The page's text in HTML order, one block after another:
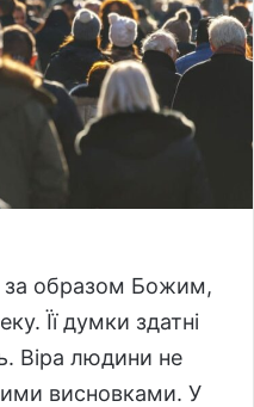
образом Божим,
Її думки здатні
Віра людини не
висновками. У